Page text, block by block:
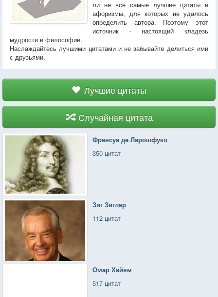
ли не все самые лучшие цитаты и
афоризмы, для которых не удалось
определить автора. Поэтому этот
источник - настоящий кладезь
мудрости и философии.
Наслаждайтесь лучшими цитатами и не забывайте делиться ими
с друзьями.
Лучшие цитаты
Случайная цитата
Франсуа де Ларошфуко
350 цитат
Зиг Зиглар
112 цитат
Омар Хайям
517 цитат